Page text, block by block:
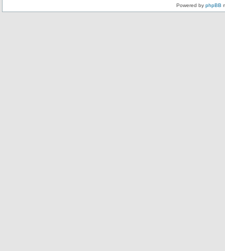
Powered by phpBB